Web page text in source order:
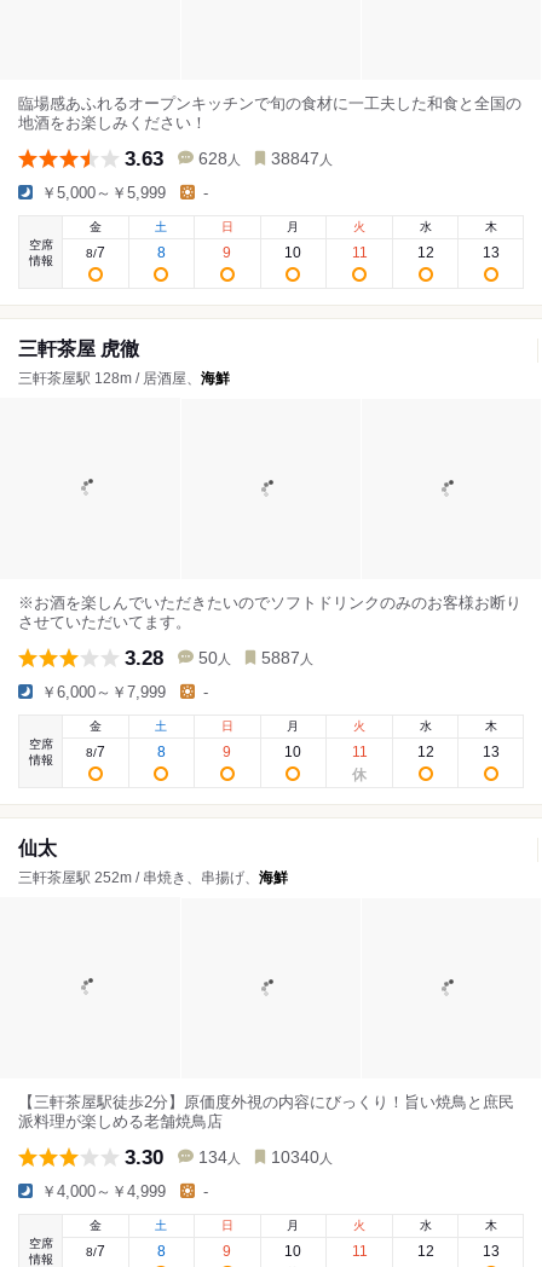
臨場感あふれるオープンキッチンで旬の食材に一工夫した和食と全国の
地酒をお楽しみください！
3.63 628 人 38847 人
￥5,000～￥5,999 -
空席
情報
金
8/7
土
8
日
9
月
10
火
11
水
12
木
13
三軒茶屋 虎徹
三軒茶屋駅 128m / 居酒屋、 海鮮
※お酒を楽しんでいただきたいのでソフトドリンクのみのお客様お断り
させていただいてます。
3.28 50 人 5887 人
￥6,000～￥7,999 -
空席
情報
金
8/7
土
8
日
9
月
10
火
11
水
12
木
13
仙太
三軒茶屋駅 252m / 串焼き、串揚げ、 海鮮
【三軒茶屋駅徒歩2分】原価度外視の内容にびっくり！旨い焼鳥と庶民
派料理が楽しめる老舗焼鳥店
3.30 134 人 10340 人
￥4,000～￥4,999 -
空席
情報
金
8/7
土
8
日
9
月
10
火
11
水
12
木
13